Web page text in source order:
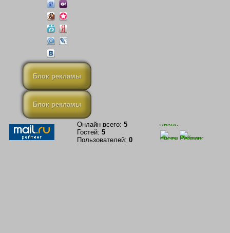
Блок рекламы
Блок рекламы
Онлайн всего: 5
Гостей: 5
Пользователей: 0